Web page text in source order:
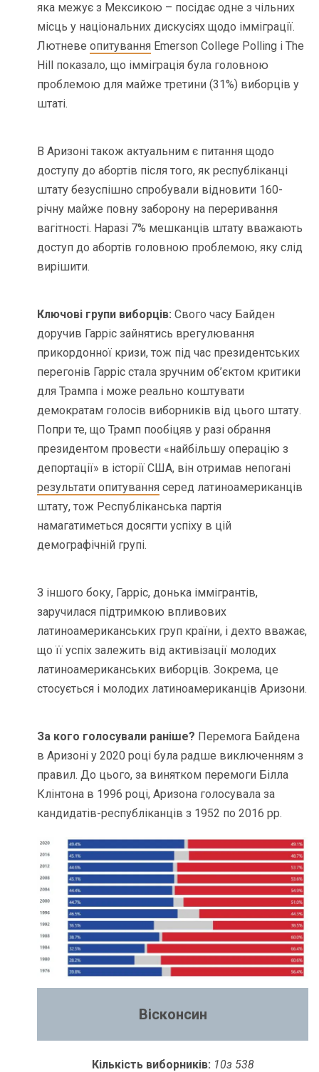
яка межує з Мексикою – посідає одне з чільних
місць у національних дискусіях щодо імміграції.
Лютневеопитування Emerson College Polling і The
Hill показало, що імміграція була головною
проблемою для майже третини (31%) виборців у
штаті.
В Аризоні також актуальним є питання щодо
доступу до абортів після того, як республіканці
штату безуспішно спробували відновити 160-
річну майже повну заборону на переривання
вагітності. Наразі 7% мешканців штату вважають
доступ до абортів головною проблемою, яку слід
вирішити.
Ключові групи виборців: Свого часу Байден
доручив Гарріс зайнятись врегулювання
прикордонної кризи, тож під час президентських
перегонів Гарріс стала зручним об’єктом критики
для Трампа і може реально коштувати
демократам голосів виборників від цього штату.
Попри те, що Трамп пообіцяв у разі обрання
президентом провести «найбільшу операцію з
депортації» в історії США, він отримав непогані
результати опитування серед латиноамериканців
штату, тож Республіканська партія
намагатиметься досягти успіху в цій
демографічній групі.
З іншого боку, Гарріс, донька іммігрантів,
заручилася підтримкою впливових
латиноамериканських груп країни, і дехто вважає,
що її успіх залежить від активізації молодих
латиноамериканських виборців. Зокрема, це
стосується і молодих латиноамериканців Аризони.
За кого голосували раніше? Перемога Байдена
в Аризоні у 2020 році була радше виключенням з
правил. До цього, за винятком перемоги Білла
Клінтона в 1996 році, Аризона голосувала за
кандидатів-республіканців з 1952 по 2016 рр.
Вісконсин
Кількість виборників: 10з 538